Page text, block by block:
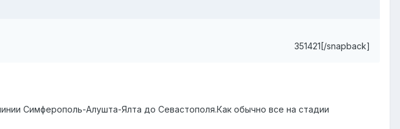
351421[/snapback]
Симферополь-Алушта-Ялта до Севастополя.Как обычно все на стадии